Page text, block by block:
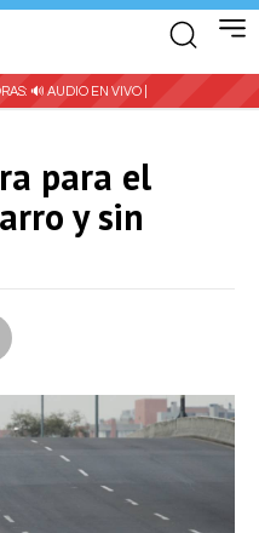
🔊 AUDIO EN VIVO |
para el
y sin